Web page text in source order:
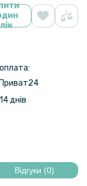
днів
Відгуки (0)